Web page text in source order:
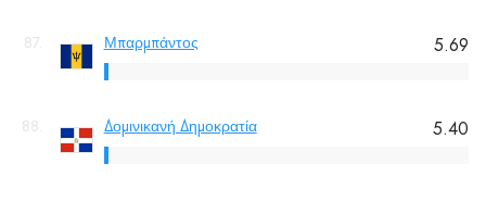
87. Μπαρμπάντος 5.69
88. Δομινικανή Δημοκρατία 5.40